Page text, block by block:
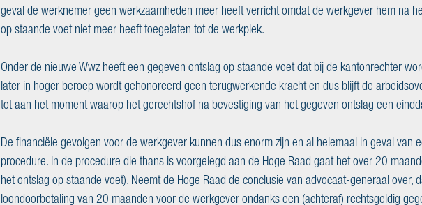
geval de werknemer geen werkzaamheden meer heeft verricht omdat de werkgever hem na
op staande voet niet meer heeft toegelaten tot de werkplek.
Onder de nieuwe Wwz heeft een gegeven ontslag op staande voet dat bij de kantonrechter
later in hoger beroep wordt gehonoreerd geen terugwerkende kracht en dus blijft de
tot aan het moment waarop het gerechtshof na bevestiging van het gegeven ontslag een
De financiële gevolgen voor de werkgever kunnen dus enorm zijn en al helemaal in geval van
procedure. In de procedure die thans is voorgelegd aan de Hoge Raad gaat het over 20
het ontslag op staande voet). Neemt de Hoge Raad de conclusie van advocaat-generaal over,
loondoorbetaling van 20 maanden voor de werkgever ondanks een (achteraf) rechtsgeldig